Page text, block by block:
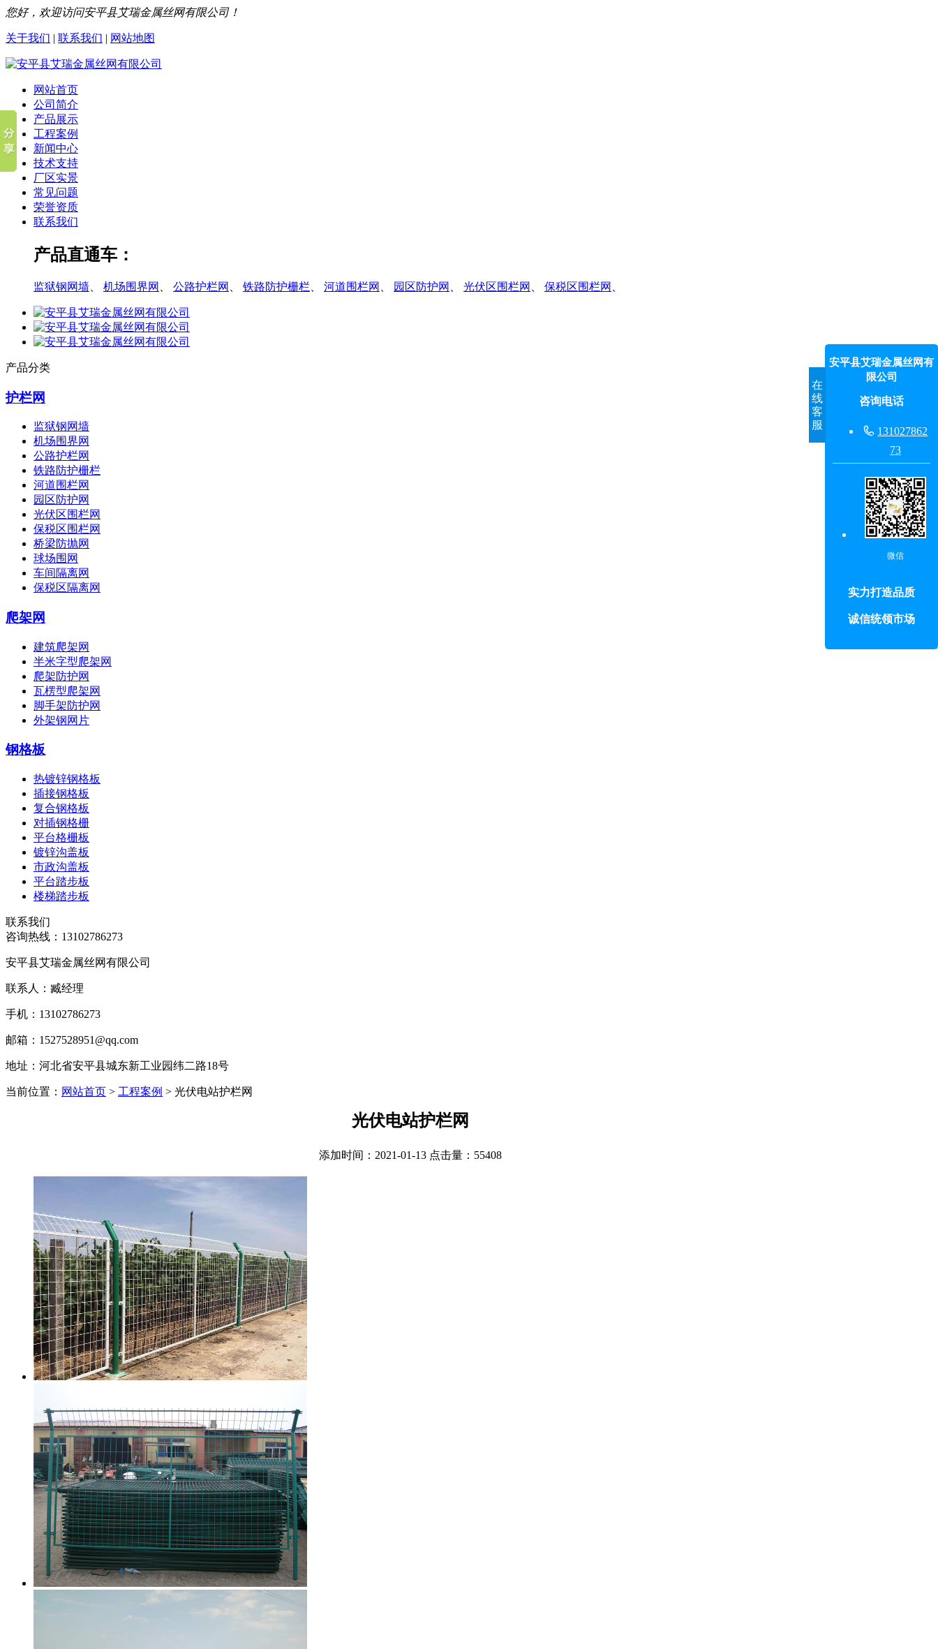
您好，欢迎访问安平县艾瑞金属丝网有限公司！
关于我们 | 联系我们 | 网站地图
网站首页
公司简介
产品展示
工程案例
新闻中心
技术支持
厂区实景
常见问题
荣誉资质
联系我们
产品直通车：
监狱钢网墙 机场围界网 公路护栏网 铁路防护栅栏 河道围栏网 园区防护网 光伏区围栏网 保税区围栏网
产品分类
护栏网
监狱钢网墙
机场围界网
公路护栏网
铁路防护栅栏
河道围栏网
园区防护网
光伏区围栏网
保税区围栏网
桥梁防抛网
球场围网
车间隔离网
保税区隔离网
爬架网
建筑爬架网
半米字型爬架网
爬架防护网
瓦楞型爬架网
脚手架防护网
外架钢网片
钢格板
热镀锌钢格板
插接钢格板
复合钢格板
对插钢格栅
平台格栅板
镀锌沟盖板
市政沟盖板
平台踏步板
楼梯踏步板
联系我们
咨询热线： 13102786273
安平县艾瑞金属丝网有限公司
联系人：臧经理
手机：13102786273
邮箱：1527528951@qq.com
地址：河北省安平县城东新工业园纬二路18号
当前位置： 网站首页 > 工程案例 > 光伏电站护栏网
光伏电站护栏网
添加时间：2021-01-13 点击量： 55408
在
线
客
服
安平县艾瑞金属丝网有
限公司
咨询电话
 131027862
73
微信
实力打造品质
诚信统领市场